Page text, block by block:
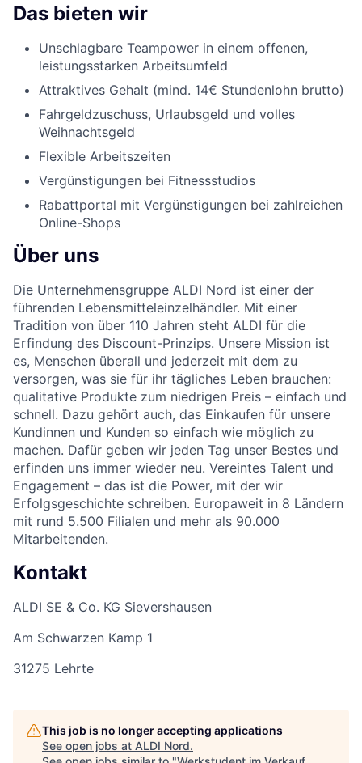
Das bieten wir
Unschlagbare Teampower in einem offenen,
leistungsstarken Arbeitsumfeld
Attraktives Gehalt (mind. 14€ Stundenlohn brutto)
Fahrgeldzuschuss, Urlaubsgeld und volles
Weihnachtsgeld
Flexible Arbeitszeiten
Vergünstigungen bei Fitnessstudios
Rabattportal mit Vergünstigungen bei zahlreichen
Online-Shops
Über uns
Die Unternehmensgruppe ALDI Nord ist einer der
führenden Lebensmitteleinzelhändler. Mit einer
Tradition von über 110 Jahren steht ALDI für die
Erfindung des Discount-Prinzips. Unsere Mission ist
es, Menschen überall und jederzeit mit dem zu
versorgen, was sie für ihr tägliches Leben brauchen:
qualitative Produkte zum niedrigen Preis – einfach und
schnell. Dazu gehört auch, das Einkaufen für unsere
Kundinnen und Kunden so einfach wie möglich zu
machen. Dafür geben wir jeden Tag unser Bestes und
erfinden uns immer wieder neu. Vereintes Talent und
Engagement – das ist die Power, mit der wir
Erfolgsgeschichte schreiben. Europaweit in 8 Ländern
mit rund 5.500 Filialen und mehr als 90.000
Mitarbeitenden.
Kontakt
ALDI SE & Co. KG Sievershausen
Am Schwarzen Kamp 1
31275 Lehrte
This job is no longer accepting applications
See open jobs at ALDI Nord.